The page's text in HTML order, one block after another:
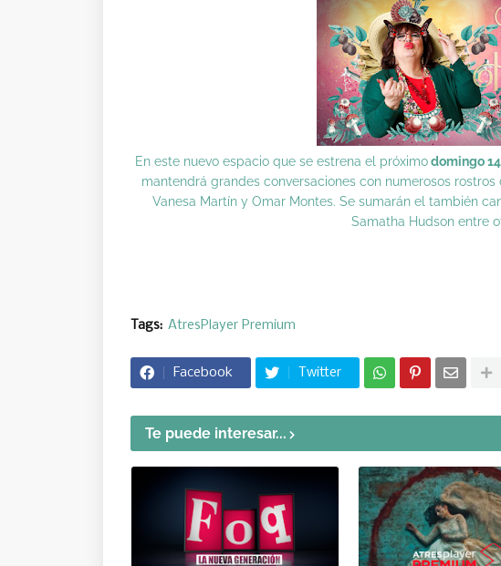
En este nuevo espacio que se estrena el próximodomingo
mantendrá grandes conversaciones con numerosos
Vanesa Martín y Omar Montes. Se sumarán el también
Samatha Hudson entre
Tags: AtresPlayer Premium
Facebook Twitter
Te puede interesar...